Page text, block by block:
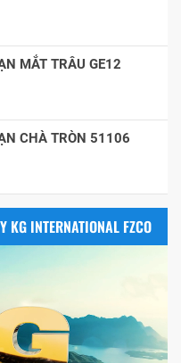
MẮT TRÂU GE12
CHÀ TRÒN 51106
KG INTERNATIONAL FZCO